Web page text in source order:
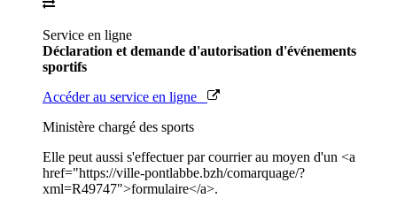
Service en ligne
Déclaration et demande d'autorisation d'événements
sportifs
Accéder au service en ligne
Ministère chargé des sports
Elle peut aussi s'effectuer par courrier au moyen d'un <a
href="https://ville-pontlabbe.bzh/comarquage/?
xml=R49747">formulaire</a>.